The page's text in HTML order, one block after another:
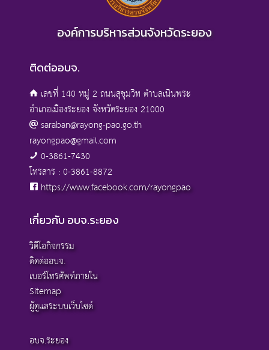
องค์การบริหารส่วนจังหวัดระยอง
ติดต่ออบจ.
เลขที่ 140 หมู่ 2 ถนนสุขุมวิท ตำบลเนินพระ
อำเภอเมืองระยอง จังหวัดระยอง 21000
saraban@rayong-pao.go.th
rayongpao@gmail.com
0-3861-7430
โทรสาร : 0-3861-8872
https://www.facebook.com/rayongpao
เกี่ยวกับ อบจ.ระยอง
วิดีโอกิจกรรม
ติดต่ออบจ.
เบอร์โทรศัพท์ภายใน
Sitemap
ผู้ดูแลระบบเว็บไซต์
อบจ.ระยอง